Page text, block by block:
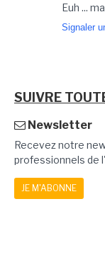
Euh ...
Signaler
SUIVRE
Newsletter
Recevez notre
professionnels de
JE M'ABONNE